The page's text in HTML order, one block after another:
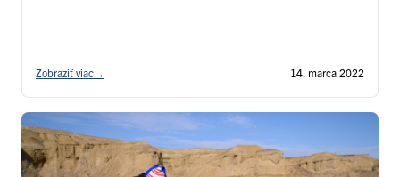
Zobraziť viac→ 14. marca 2022